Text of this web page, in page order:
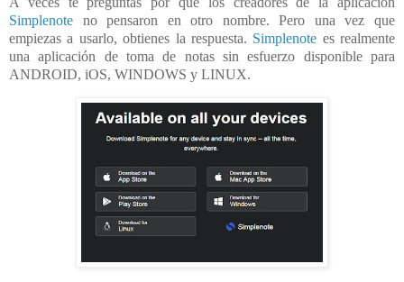
Simplenote no pensaron en otro nombre. Pero una vez que
empiezas a usarlo, obtienes la respuesta. Simplenote es realmente
una aplicación de toma de notas sin esfuerzo disponible para
ANDROID, iOS, WINDOWS y LINUX.